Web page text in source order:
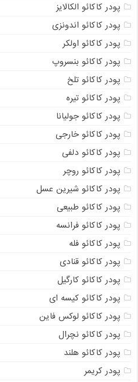
پودر کاکائو الکالایز
پودر کاکائو اندونزی
پودر کاکائو اولکر
پودر کاکائو بنسروپ
پودر کاکائو تلخ
پودر کاکائو تیره
پودر کاکائو جولیانا
پودر کاکائو خارجی
پودر کاکائو دلفی
پودر کاکائو روچر
پودر کاکائو شیرین عسل
پودر کاکائو طبیعی
پودر کاکائو فرانسه
پودر کاکائو فله
پودر کاکائو قنادی
پودر کاکائو کارگیل
پودر کاکائو کیسه ای
پودر کاکائو لوکس فاین
پودر کاکائو نچرال
پودر کاکائو هلند
پودر کریمر